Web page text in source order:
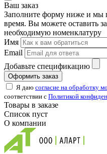
Ваш заказ
Заполните форму ниже и мы
время. Вы можете оставить
необходимую номенклатуру
Имя
Email
Добавьте спецификацию
Оформить заказ
Я даю согласие на обработку
соответствии с Политикой
Товары в заказе
Список пуст
О компании